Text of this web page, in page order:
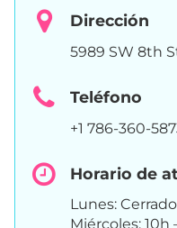
Dirección
5989 SW 8th
Teléfono
+1 786-360-
Horario de
Lunes:
Miércoles: 10h